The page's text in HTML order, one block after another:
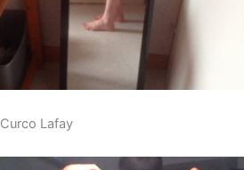
Curco Lafay